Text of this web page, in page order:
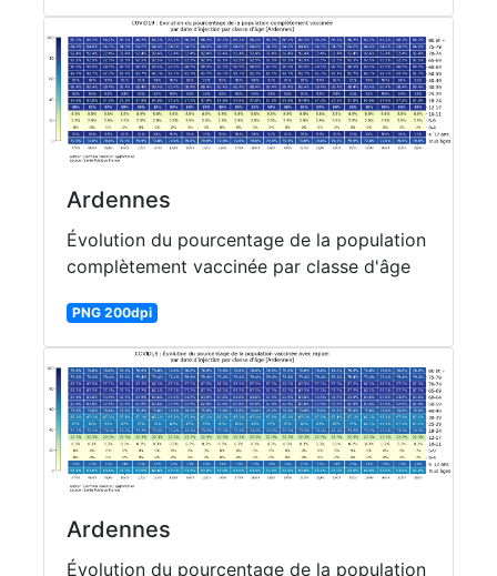
Ardennes
Évolution du pourcentage de la population
complètement vaccinée par classe d'âge
PNG 200dpi
Ardennes
Évolution du pourcentage de la population